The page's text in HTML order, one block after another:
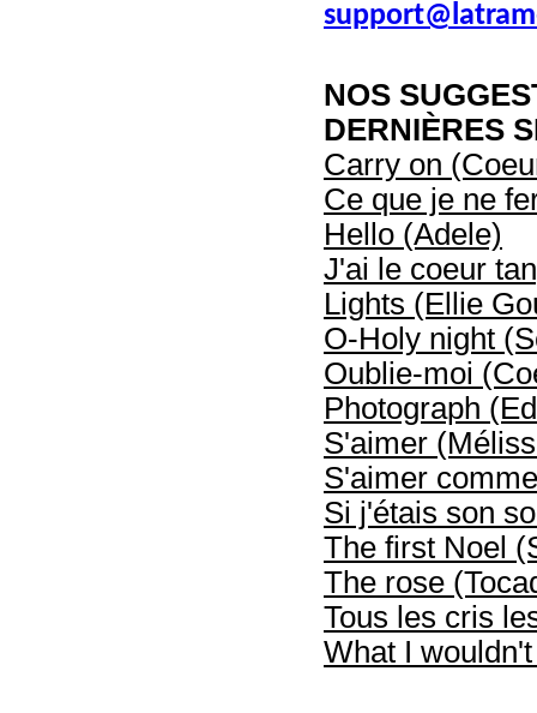
NOS
DERNIÈRES
Carry on
Ce que je ne
Hello (Adele)
J'ai le coeur
Lights (Ellie
O-Holy night
Oublie-moi
Photograph
S'aimer
S'aimer
Si j'étais son
The first Noel
The rose
Tous les cris
What I